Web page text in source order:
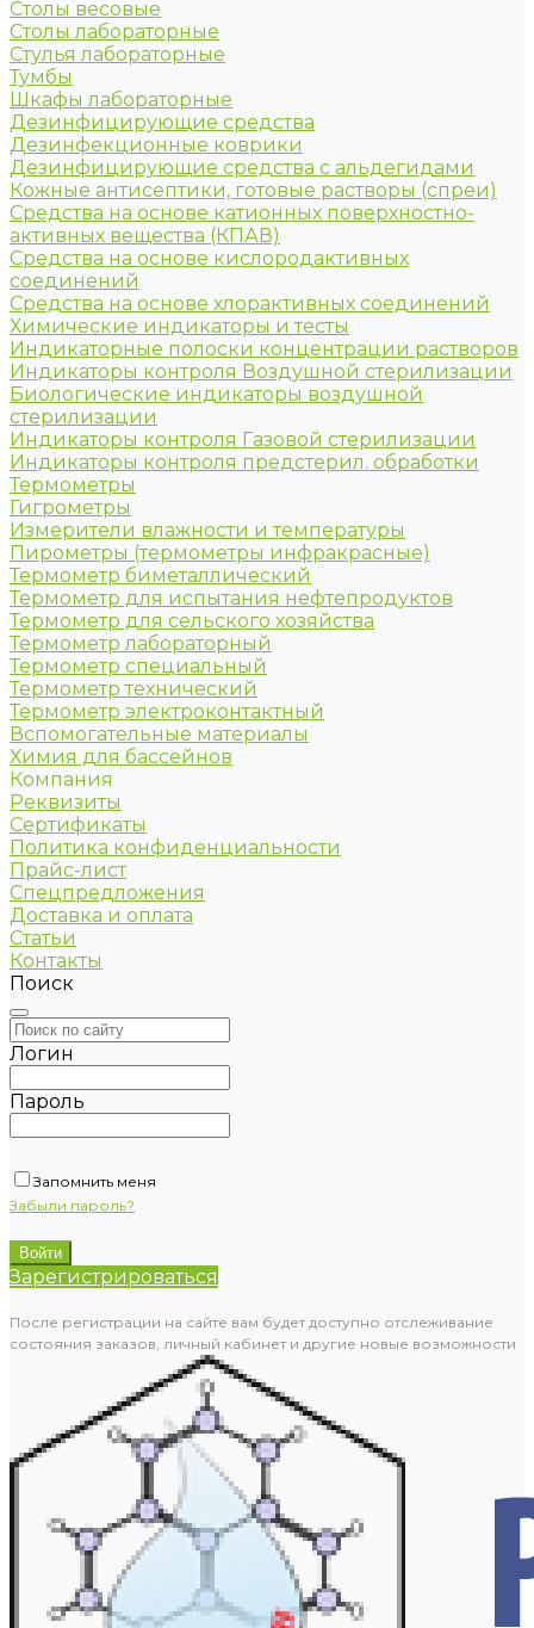
Столы весовые
Столы лабораторные
Стулья лабораторные
Тумбы
Шкафы лабораторные
Дезинфицирующие средства
Дезинфекционные коврики
Дезинфицирующие средства с альдегидами
Кожные антисептики, готовые растворы (спреи)
Средства на основе катионных поверхностно-
активных вещества (КПАВ)
Средства на основе кислородактивных
соединений
Средства на основе хлорактивных соединений
Химические индикаторы и тесты
Индикаторные полоски концентрации растворов
Индикаторы контроля Воздушной стерилизации
Биологические индикаторы воздушной
стерилизации
Индикаторы контроля Газовой стерилизации
Индикаторы контроля предстерил. обработки
Термометры
Гигрометры
Измерители влажности и температуры
Пирометры (термометры инфракрасные)
Термометр биметаллический
Термометр для испытания нефтепродуктов
Термометр для сельского хозяйства
Термометр лабораторный
Термометр специальный
Термометр технический
Термометр электроконтактный
Вспомогательные материалы
Химия для бассейнов
Компания
Реквизиты
Сертификаты
Политика конфиденциальности
Прайс-лист
Спецпредложения
Доставка и оплата
Статьи
Контакты
Поиск
Логин
Пароль
Запомнить меня
Забыли пароль?
Зарегистрироваться
После регистрации на сайте вам будет доступно отслеживание
состояния заказов, личный кабинет и другие новые возможности